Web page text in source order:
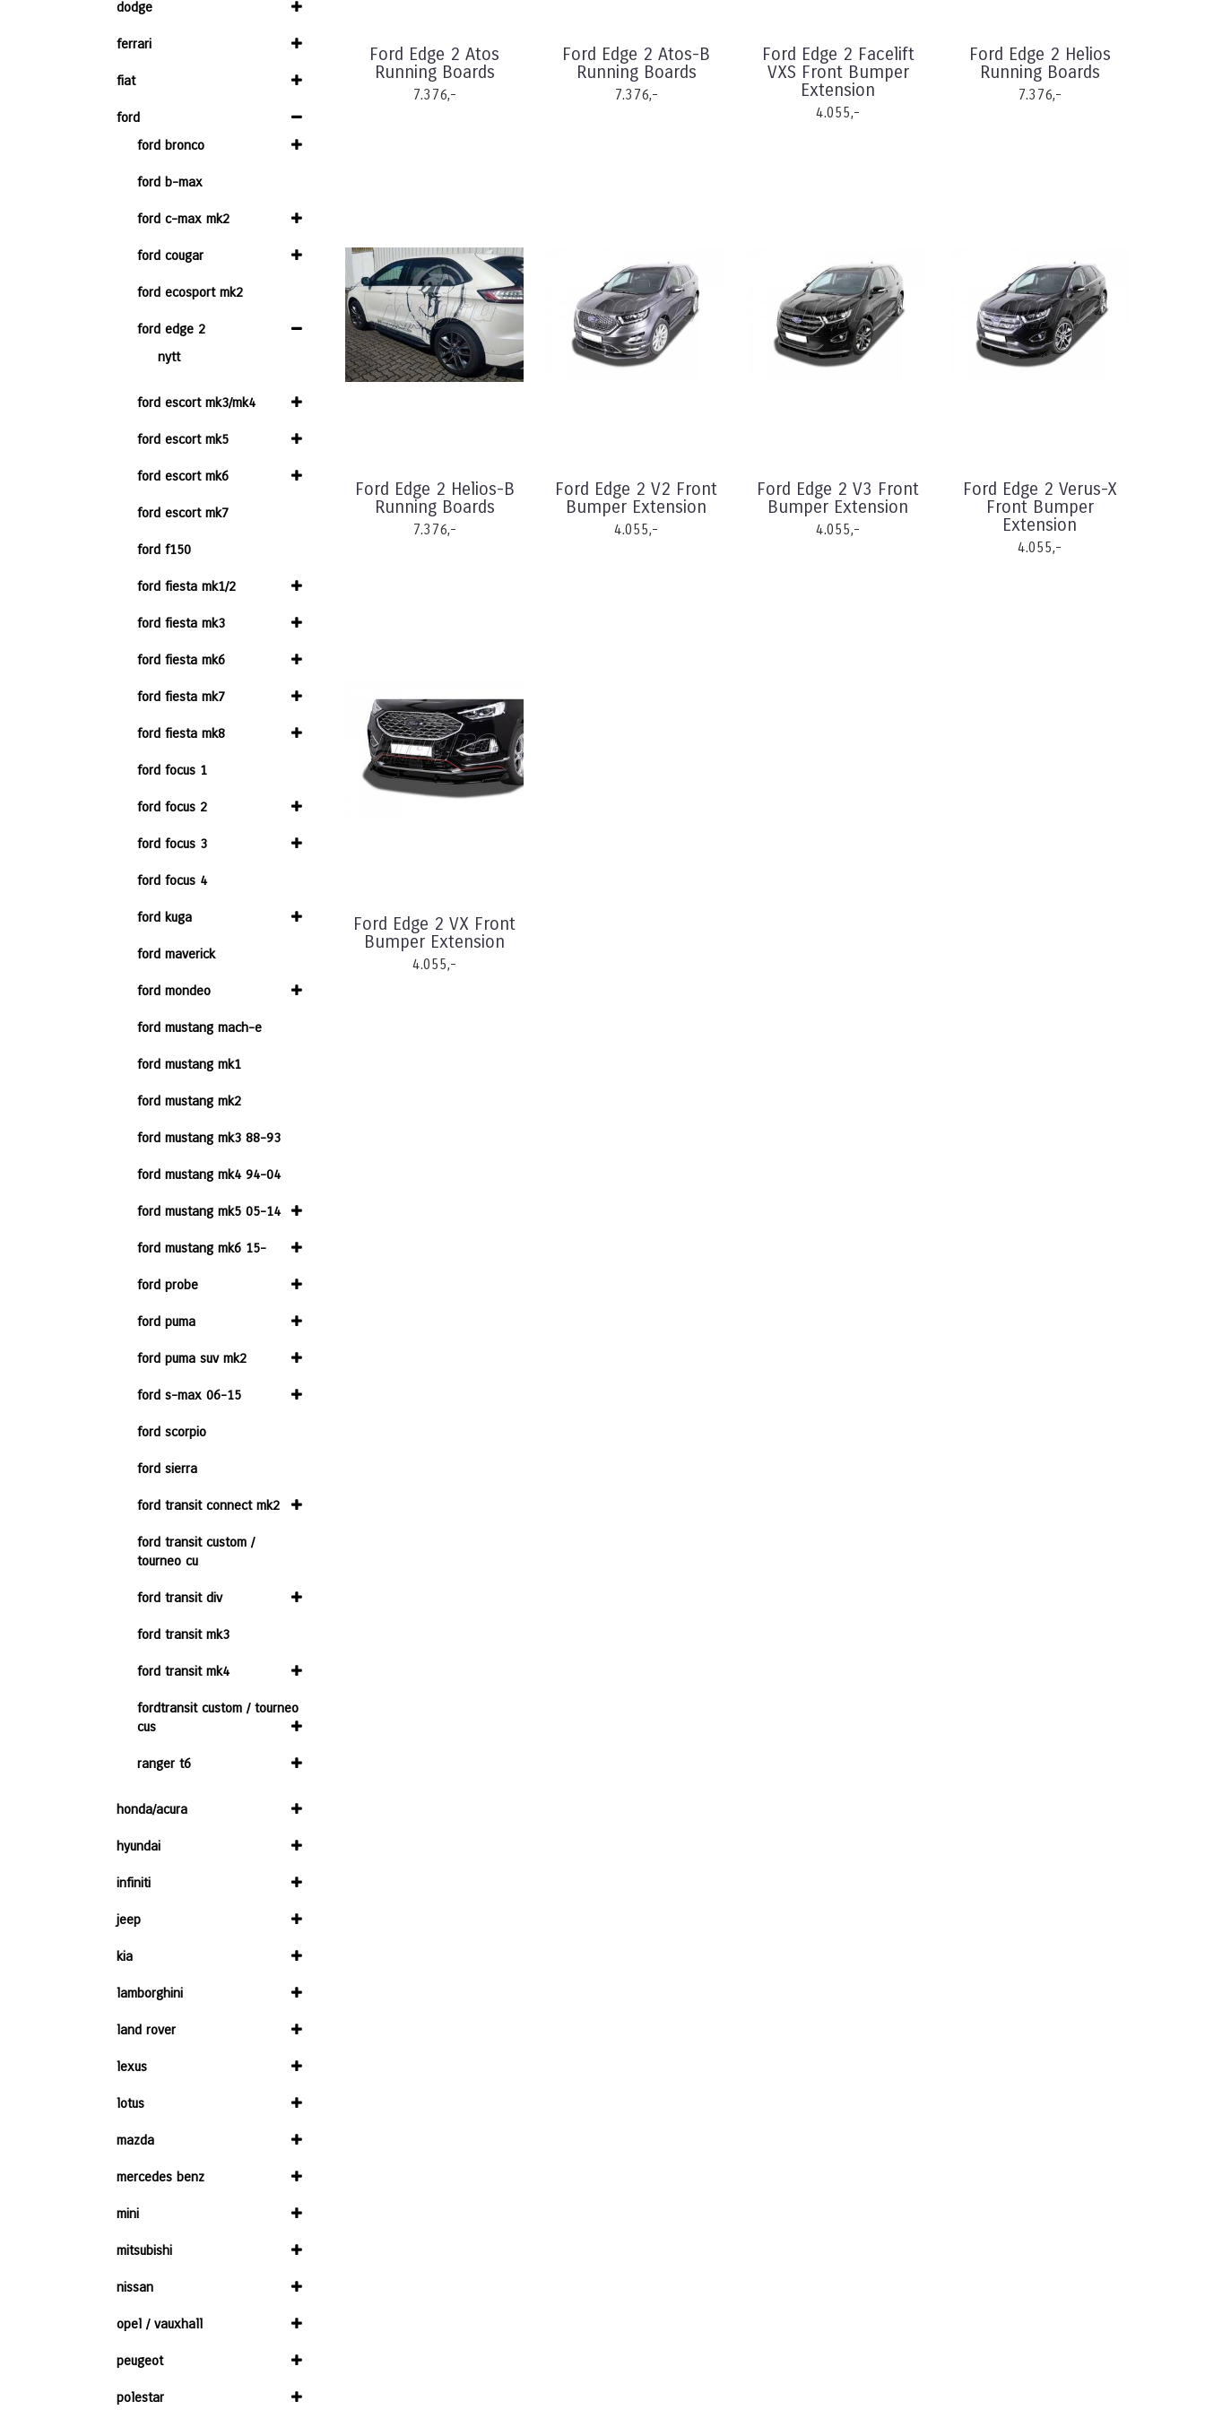
dodge
ferrari
fiat
ford
ford bronco
ford b-max
ford c-max mk2
ford cougar
ford ecosport mk2
ford edge 2
nytt
ford escort mk3/mk4
ford escort mk5
ford escort mk6
ford escort mk7
ford f150
ford fiesta mk1/2
ford fiesta mk3
ford fiesta mk6
ford fiesta mk7
ford fiesta mk8
ford focus 1
ford focus 2
ford focus 3
ford focus 4
ford kuga
ford maverick
ford mondeo
ford mustang mach-e
ford mustang mk1
ford mustang mk2
ford mustang mk3 88-93
ford mustang mk4 94-04
ford mustang mk5 05-14
ford mustang mk6 15-
ford probe
ford puma
ford puma suv mk2
ford s-max 06-15
ford scorpio
ford sierra
ford transit connect mk2
ford transit custom /
tourneo cu
ford transit div
ford transit mk3
ford transit mk4
fordtransit custom / tourneo
cus
ranger t6
honda/acura
hyundai
infiniti
jeep
kia
lamborghini
land rover
lexus
lotus
mazda
mercedes benz
mini
mitsubishi
nissan
opel / vauxhall
peugeot
polestar
Ford Edge 2 Atos
Running Boards
7.376,-
Ford Edge 2 Atos-B
Running Boards
7.376,-
Ford Edge 2 Facelift
VXS Front Bumper
Extension
4.055,-
Ford Edge 2 Helios
Running Boards
7.376,-
Ford Edge 2 Helios-B
Running Boards
7.376,-
Ford Edge 2 V2 Front
Bumper Extension
4.055,-
Ford Edge 2 V3 Front
Bumper Extension
4.055,-
Ford Edge 2 Verus-X
Front Bumper
Extension
4.055,-
Ford Edge 2 VX Front
Bumper Extension
4.055,-